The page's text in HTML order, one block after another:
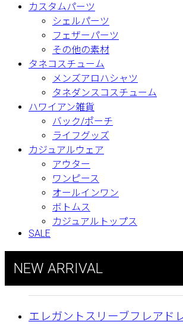
カスタムパーツ
シェルパーツ
フェザーパーツ
その他の素材
タネコスチューム
メンズアロハシャツ
タネダンスコスチューム
ハワイアン雑貨
バック/ポーチ
ライフグッズ
カジュアルウェア
アウター
ワンピース
オールインワン
ボトムス
カジュアルトップス
SALE
NEW ARRIVAL
エレガントスリーブフレアド